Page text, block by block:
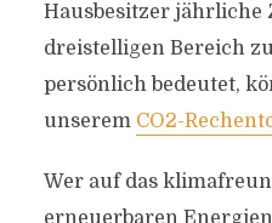
Hausbesitzer jährliche
dreistelligen Bereich
persönlich bedeutet,
unserem CO2-
Wer auf das
erneuerbaren